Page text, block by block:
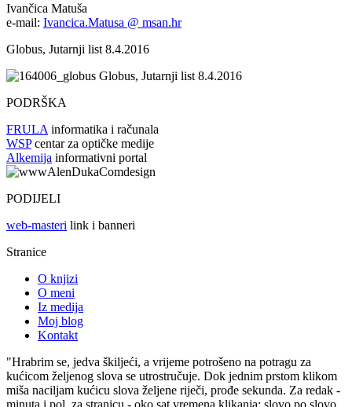
Ivančica Matuša
e-mail: Ivancica.Matusa @ msan.hr
Globus, Jutarnji list 8.4.2016
Globus, Jutarnji list 8.4.2016
PODRŠKA
FRULA informatika i računala
WSPcentar za optičke medije
Alkemija informativni portal
PODIJELI
web-masteri link i banneri
Stranice
O knjizi
O meni
Iz medija
Moj blog
Kontakt
"Hrabrim se, jedva škiljeći, a vrijeme potrošeno na potragu za
kućicom željenog slova se utrostručuje. Dok jednim prstom klikom
miša naciljam kućicu slova željene riječi, prođe sekunda. Za redak -
minuta i pol, za stranicu - oko sat vremena klikanja; slovo po slovo,